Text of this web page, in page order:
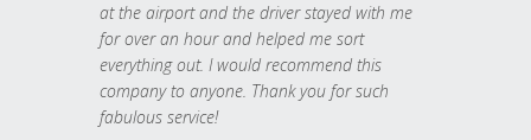
at the airport and the driver stayed with me
for over an hour and helped me sort
everything out. I would recommend this
company to anyone. Thank you for such
fabulous service!